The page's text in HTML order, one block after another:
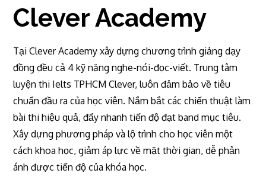
Clever Academy
Tại Clever Academy xây dựng chương trình giảng dạy
đồng đều cả 4 kỹ năng nghe-nói-đọc-viết. Trung tâm
luyện thi Ielts TPHCM Clever, luôn đảm bảo về tiêu
chuẩn đầu ra của học viên. Nắm bắt các chiến thuật làm
bài thi hiệu quả, đẩy nhanh tiến độ đạt band mục tiêu.
Xây dựng phương pháp và lộ trình cho học viên một
cách khoa học, giảm áp lực về mặt thời gian, dễ phản
ánh được tiến độ của khóa học.